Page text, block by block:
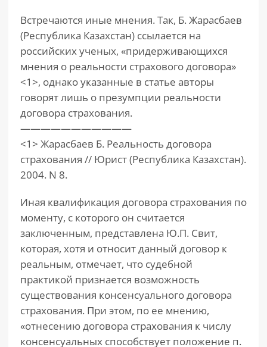
Встречаются иные мнения. Так, Б. Жарасбаев
(Республика Казахстан) ссылается на
российских ученых, «придерживающихся
мнения о реальности страхового договора»
<1>, однако указанные в статье авторы
говорят лишь о презумпции реальности
договора страхования.
———————————
<1> Жарасбаев Б. Реальность договора
страхования // Юрист (Республика Казахстан).
2004. N 8.
Иная квалификация договора страхования по
моменту, с которого он считается
заключенным, представлена Ю.П. Свит,
которая, хотя и относит данный договор к
реальным, отмечает, что судебной
практикой признается возможность
существования консенсуального договора
страхования. При этом, по ее мнению,
«отнесению договора страхования к числу
консенсуальных способствует положение п.